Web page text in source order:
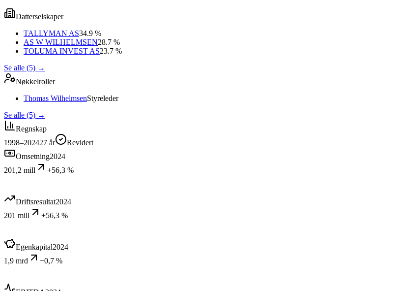
Datterselskaper
TALLYMAN AS34.9 %
AS W WILHELMSEN28.7 %
TOLUMA INVEST AS23.7 %
Se alle (5) →
Nøkkelroller
Thomas WilhelmsenStyreleder
Se alle (5) →
Regnskap
1998–202427 år
Revidert
Omsetning2024
201,2 mill
+56,3 %
Driftsresultat2024
201 mill
+56,3 %
Egenkapital2024
1,9 mrd
+0,7 %